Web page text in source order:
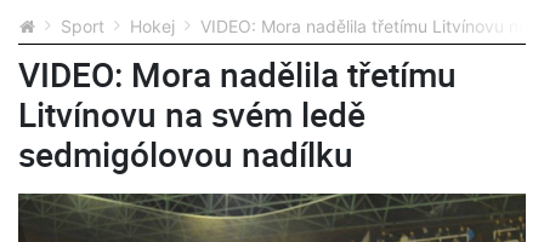
Sport Hokej VIDEO: Mora nadělila třetímu Litvínovu na
VIDEO: Mora nadělila třetímu
Litvínovu na svém ledě
sedmigólovou nadílku